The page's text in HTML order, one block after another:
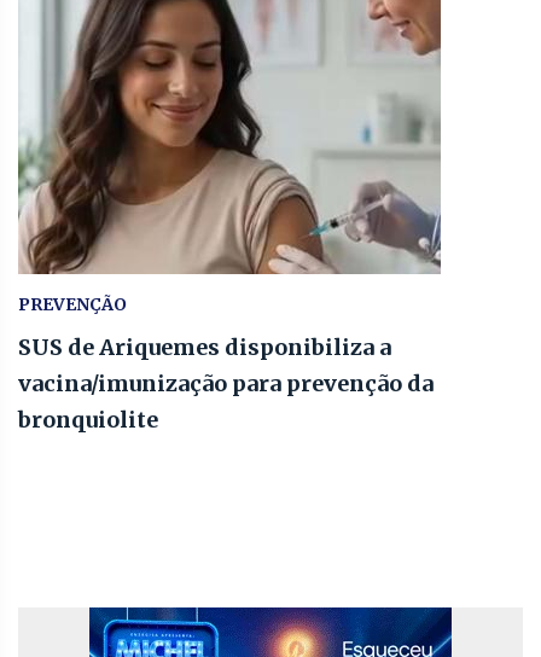
PREVENÇÃO
SUS de Ariquemes disponibiliza a
vacina/imunização para prevenção da
bronquiolite